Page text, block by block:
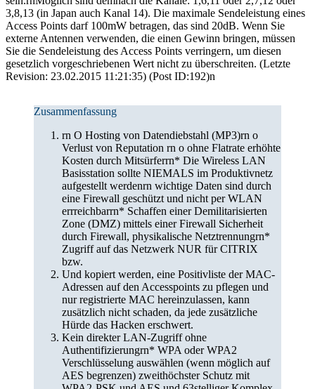
3,8,13 (in Japan auch Kanal 14). Die maximale Sendeleistung eines
Access Points darf 100mW betragen, das sind 20dB. Wenn Sie
externe Antennen verwenden, die einen Gewinn bringen, müssen
Sie die Sendeleistung des Access Points verringern, um diesen
gesetzlich vorgeschriebenen Wert nicht zu überschreiten. (Letzte
Revision: 23.02.2015 11:21:35) (Post ID:192)n
Zusammenfassung
rn O Hosting von Datendiebstahl (MP3)rn o
Verlust von Reputation rn o ohne Flatrate erhöhte
Kosten durch Mitsürferrn* Die Wireless LAN
Basisstation sollte NIEMALS im Produktivnetz
aufgestellt werdenrn wichtige Daten sind durch
eine Firewall geschützt und nicht per WLAN
errreichbarrn* Schaffen einer Demilitarisierten
Zone (DMZ) mittels einer Firewall Sicherheit
durch Firewall, physikalische Netztrennungrn*
Zugriff auf das Netzwerk NUR für CITRIX
bzw.
Und kopiert werden, eine Positivliste der MAC-
Adressen auf den Accesspoints zu pflegen und
nur registrierte MAC hereinzulassen, kann
zusätzlich nicht schaden, da jede zusätzliche
Hürde das Hacken erschwert.
Kein direkter LAN-Zugriff ohne
Authentifizierungrn* WPA oder WPA2
Verschlüsselung auswählen (wenn möglich auf
AES begrenzen) zweithöchster Schutz mit